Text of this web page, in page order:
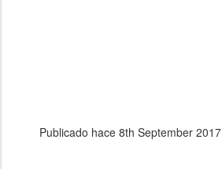
Publicado hace 8th September 2017